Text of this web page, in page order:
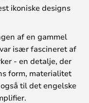
ikoniske designs
af en gammel
især fascineret af
- en detalje, der
form, materialitet
til det engelske